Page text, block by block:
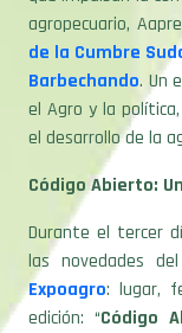
agropecuario,
de la Cumbre
Barbechando. Un
el Agro y la
el desarrollo de la
Código Abierto:
Durante el tercer
las novedades
Expoagro: lugar,
edición: “Código